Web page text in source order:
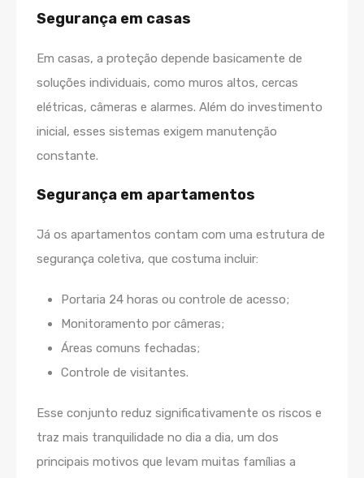
Segurança em casas
Em casas, a proteção depende basicamente de
soluções individuais, como muros altos, cercas
elétricas, câmeras e alarmes. Além do investimento
inicial, esses sistemas exigem manutenção
constante.
Segurança em apartamentos
Já os apartamentos contam com uma estrutura de
segurança coletiva, que costuma incluir:
Portaria 24 horas ou controle de acesso;
Monitoramento por câmeras;
Áreas comuns fechadas;
Controle de visitantes.
Esse conjunto reduz significativamente os riscos e
traz mais tranquilidade no dia a dia, um dos
principais motivos que levam muitas famílias a